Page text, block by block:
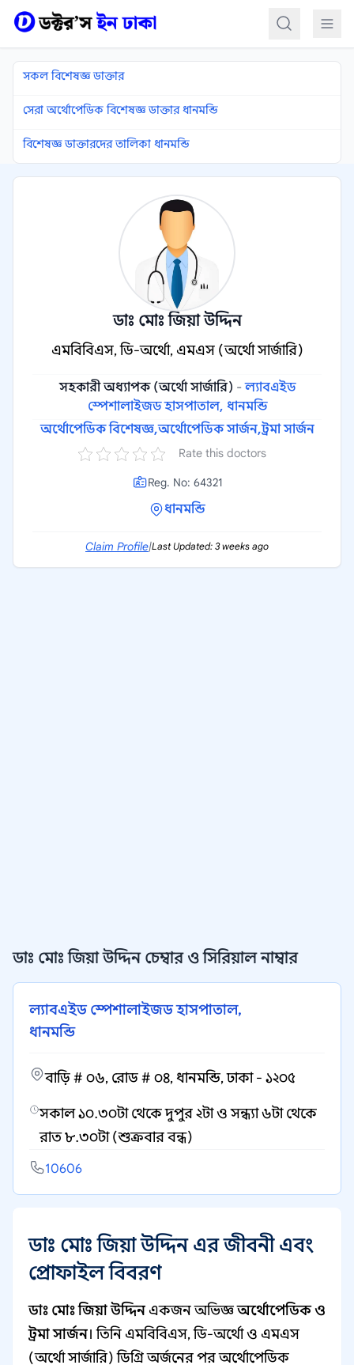
সকল বিশেষজ্ঞ ডাক্তার
সেরা অর্থোপেডিক বিশেষজ্ঞ ডাক্তার ধানমন্ডি
বিশেষজ্ঞ ডাক্তারদের তালিকা ধানমন্ডি
ডাঃ মোঃ জিয়া উদ্দিন
এমবিবিএস, ডি-অর্থো, এমএস (অর্থো সার্জারি)
সহকারী অধ্যাপক (অর্থো সার্জারি) -ল্যাবএইড
স্পেশালাইজড হাসপাতাল, ধানমন্ডি
অর্থোপেডিক বিশেষজ্ঞ,অর্থোপেডিক সার্জন,ট্রমা সার্জন
Rate this doctors
Reg. No: 64321
ধানমন্ডি
Claim Profile|Last Updated: 3 weeks ago
ডাঃ মোঃ জিয়া উদ্দিন চেম্বার ও সিরিয়াল নাম্বার
ল্যাবএইড স্পেশালাইজড হাসপাতাল,
ধানমন্ডি
বাড়ি # ০৬, রোড # ০৪, ধানমন্ডি, ঢাকা - ১২০৫
সকাল ১০.৩০টা থেকে দুপুর ২টা ও সন্ধ্যা ৬টা থেকে
রাত ৮.৩০টা (শুক্রবার বন্ধ)
10606
ডাঃ মোঃ জিয়া উদ্দিন এর জীবনী এবং
প্রোফাইল বিবরণ
ডাঃ মোঃ জিয়া উদ্দিন একজন অভিজ্ঞঅর্থোপেডিক ও
ট্রমা সার্জন। তিনি এমবিবিএস, ডি-অর্থো ও এমএস
(অর্থো সার্জারি) ডিগ্রি অর্জনের পর অর্থোপেডিক